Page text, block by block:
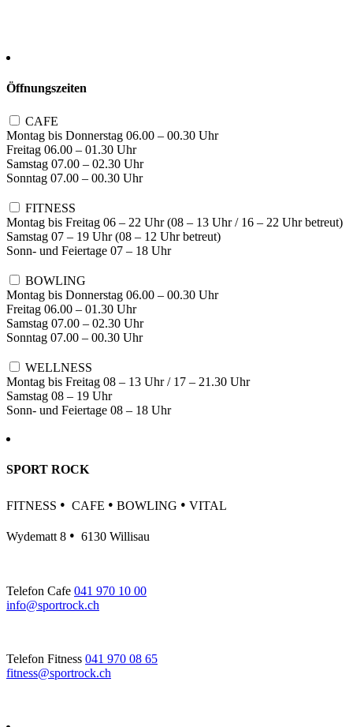
Öffnungszeiten
CAFE
Montag bis Donnerstag 06.00 – 00.30 Uhr
Freitag 06.00 – 01.30 Uhr
Samstag 07.00 – 02.30 Uhr
Sonntag 07.00 – 00.30 Uhr
FITNESS
Montag bis Freitag 06 – 22 Uhr (08 – 13 Uhr / 16 – 22 Uhr betreut)
Samstag 07 – 19 Uhr (08 – 12 Uhr betreut)
Sonn- und Feiertage 07 – 18 Uhr
BOWLING
Montag bis Donnerstag 06.00 – 00.30 Uhr
Freitag 06.00 – 01.30 Uhr
Samstag 07.00 – 02.30 Uhr
Sonntag 07.00 – 00.30 Uhr
WELLNESS
Montag bis Freitag 08 – 13 Uhr / 17 – 21.30 Uhr
Samstag 08 – 19 Uhr
Sonn- und Feiertage 08 – 18 Uhr
SPORT ROCK
FITNESS • CAFE • BOWLING • VITAL
Wydematt 8 • 6130 Willisau
Telefon Cafe 041 970 10 00
info@sportrock.ch
Telefon Fitness 041 970 08 65
fitness@sportrock.ch